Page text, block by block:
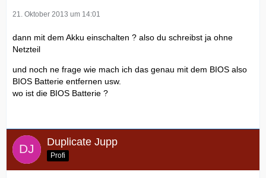
21. Oktober 2013 um 14:01
dann mit dem Akku einschalten ? also du schreibst ja ohne
Netzteil
und noch ne frage wie mach ich das genau mit dem BIOS also
BIOS Batterie entfernen usw.
wo ist die BIOS Batterie ?
Duplicate Jupp
Profi